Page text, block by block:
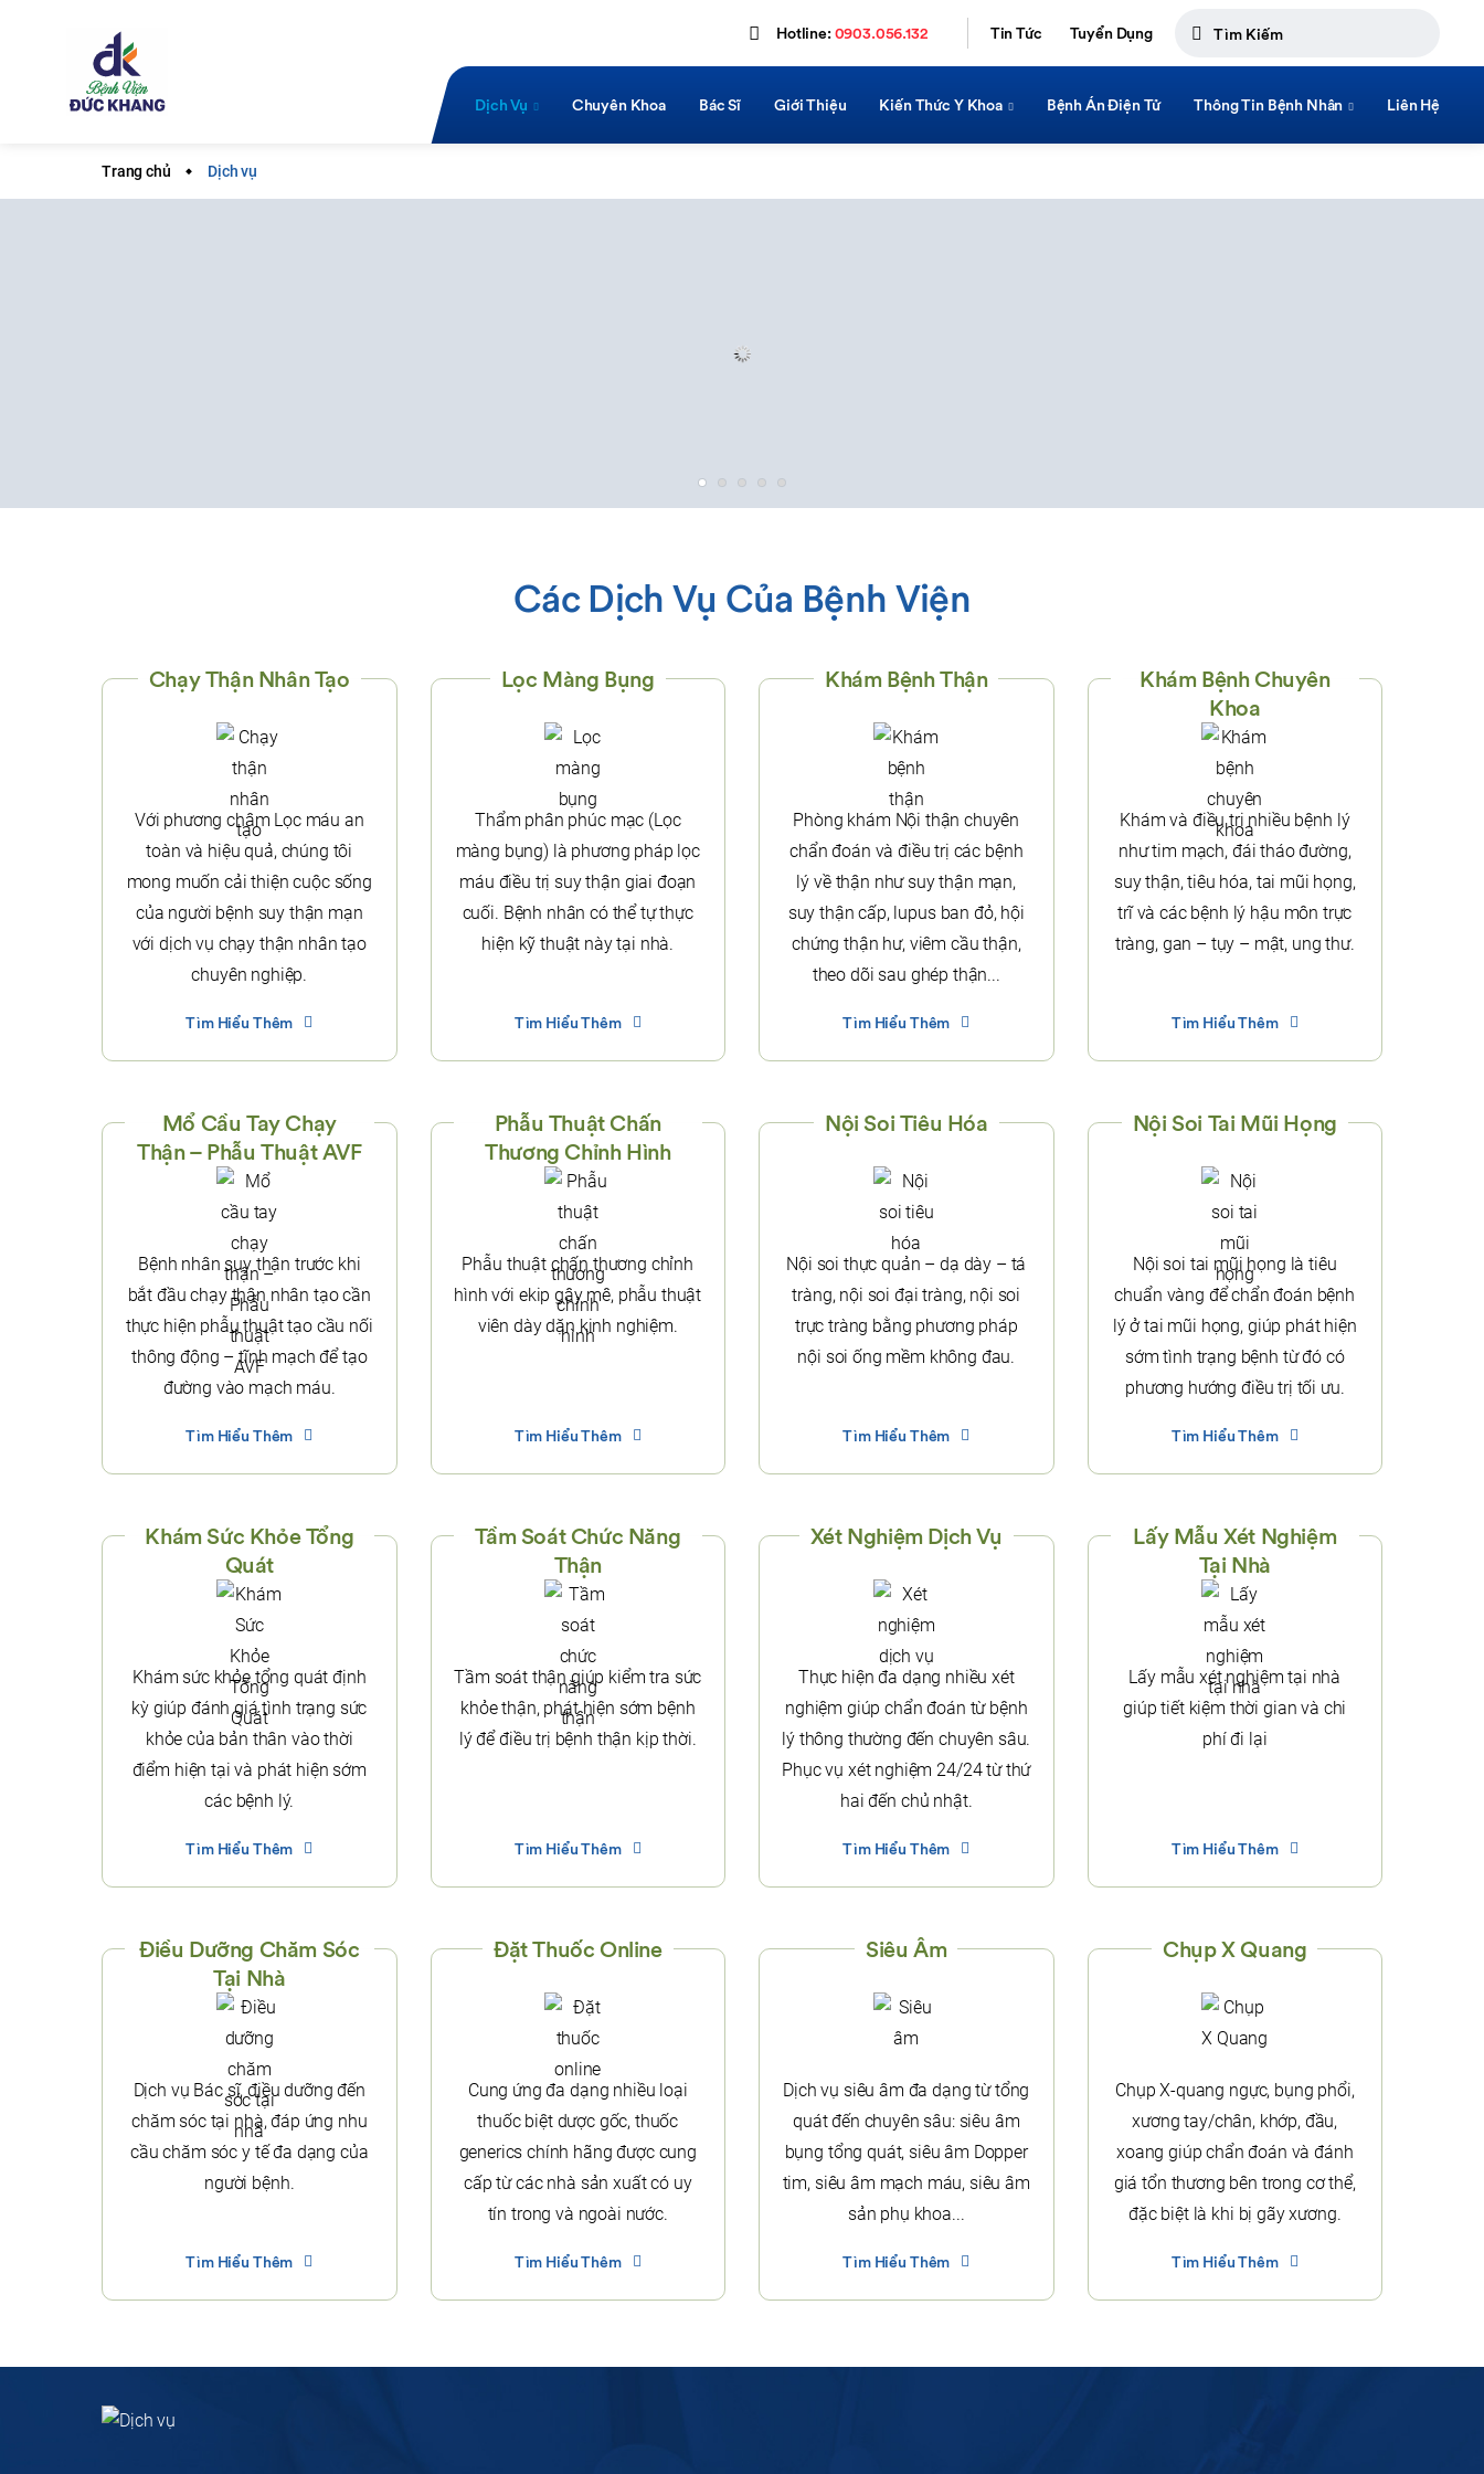
Trang chủ Dịch vụ
Hotline:0903.056.132 Tin Tức Tuyển Dụng
Dịch Vụ Chuyên Khoa Bác Sĩ Giới Thiệu Kiến Thức Y Khoa Bệnh Án Điện Tử Thông Tin Bệnh Nhân Liên Hệ
Các Dịch Vụ Của Bệnh Viện
Chạy Thận Nhân Tạo
Với phương châm Lọc máu an
toàn và hiệu quả, chúng tôi
mong muốn cải thiện cuộc sống
của người bệnh suy thận mạn
với dịch vụ chạy thận nhân tạo
chuyên nghiệp.
Tìm Hiểu Thêm
Lọc Màng Bụng
Thẩm phân phúc mạc (Lọc
màng bụng) là phương pháp lọc
máu điều trị suy thận giai đoạn
cuối. Bệnh nhân có thể tự thực
hiện kỹ thuật này tại nhà.
Tìm Hiểu Thêm
Khám Bệnh Thận
Phòng khám Nội thận chuyên
chẩn đoán và điều trị các bệnh
lý về thận như suy thận mạn,
suy thận cấp, lupus ban đỏ, hội
chứng thận hư, viêm cầu thận,
theo dõi sau ghép thận...
Tìm Hiểu Thêm
Khám Bệnh Chuyên
Khoa
Khám và điều trị nhiều bệnh lý
như tim mạch, đái tháo đường,
suy thận, tiêu hóa, tai mũi họng,
trĩ và các bệnh lý hậu môn trực
tràng, gan – tụy – mật, ung thư.
Tìm Hiểu Thêm
Mổ Cầu Tay Chạy
Thận – Phẫu Thuật AVF
Bệnh nhân suy thận trước khi
bắt đầu chạy thận nhân tạo cần
thực hiện phẫu thuật tạo cầu nối
thông động – tĩnh mạch để tạo
đường vào mạch máu.
Tìm Hiểu Thêm
Phẫu Thuật Chấn
Thương Chỉnh Hình
Phẫu thuật chấn thương chỉnh
hình với ekip gây mê, phẫu thuật
viên dày dặn kinh nghiệm.
Tìm Hiểu Thêm
Nội Soi Tiêu Hóa
Nội soi thực quản – dạ dày – tá
tràng, nội soi đại tràng, nội soi
trực tràng bằng phương pháp
nội soi ống mềm không đau.
Tìm Hiểu Thêm
Nội Soi Tai Mũi Họng
Nội soi tai mũi họng là tiêu
chuẩn vàng để chẩn đoán bệnh
lý ở tai mũi họng, giúp phát hiện
sớm tình trạng bệnh từ đó có
phương hướng điều trị tối ưu.
Tìm Hiểu Thêm
Khám Sức Khỏe Tổng
Quát
Khám sức khỏe tổng quát định
kỳ giúp đánh giá tình trạng sức
khỏe của bản thân vào thời
điểm hiện tại và phát hiện sớm
các bệnh lý.
Tìm Hiểu Thêm
Tầm Soát Chức Năng
Thận
Tầm soát thận giúp kiểm tra sức
khỏe thận, phát hiện sớm bệnh
lý để điều trị bệnh thận kịp thời.
Tìm Hiểu Thêm
Xét Nghiệm Dịch Vụ
Thực hiện đa dạng nhiều xét
nghiệm giúp chẩn đoán từ bệnh
lý thông thường đến chuyên sâu.
Phục vụ xét nghiệm 24/24 từ thứ
hai đến chủ nhật.
Tìm Hiểu Thêm
Lấy Mẫu Xét Nghiệm
Tại Nhà
Lấy mẫu xét nghiệm tại nhà
giúp tiết kiệm thời gian và chi
phí đi lại
Tìm Hiểu Thêm
Điều Dưỡng Chăm Sóc
Tại Nhà
Dịch vụ Bác sĩ, điều dưỡng đến
chăm sóc tại nhà, đáp ứng nhu
cầu chăm sóc y tế đa dạng của
người bệnh.
Tìm Hiểu Thêm
Đặt Thuốc Online
Cung ứng đa dạng nhiều loại
thuốc biệt dược gốc, thuốc
generics chính hãng được cung
cấp từ các nhà sản xuất có uy
tín trong và ngoài nước.
Tìm Hiểu Thêm
Siêu Âm
Dịch vụ siêu âm đa dạng từ tổng
quát đến chuyên sâu: siêu âm
bụng tổng quát, siêu âm Dopper
tim, siêu âm mạch máu, siêu âm
sản phụ khoa...
Tìm Hiểu Thêm
Chụp X Quang
Chụp X-quang ngực, bụng phổi,
xương tay/chân, khớp, đầu,
xoang giúp chẩn đoán và đánh
giá tổn thương bên trong cơ thể,
đặc biệt là khi bị gãy xương.
Tìm Hiểu Thêm